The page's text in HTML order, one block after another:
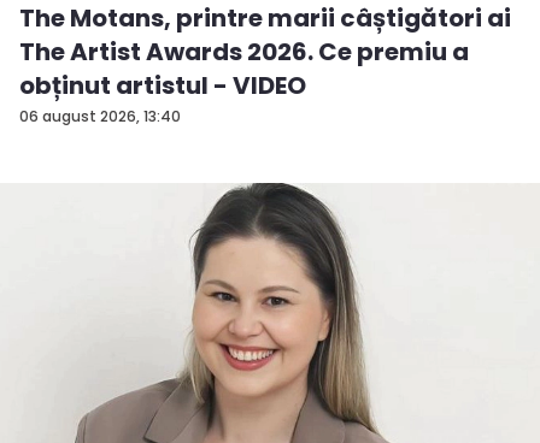
06 august 2026, 13:40
The Motans, printre marii câștigători ai
The Artist Awards 2026. Ce premiu a
obținut artistul - VIDEO